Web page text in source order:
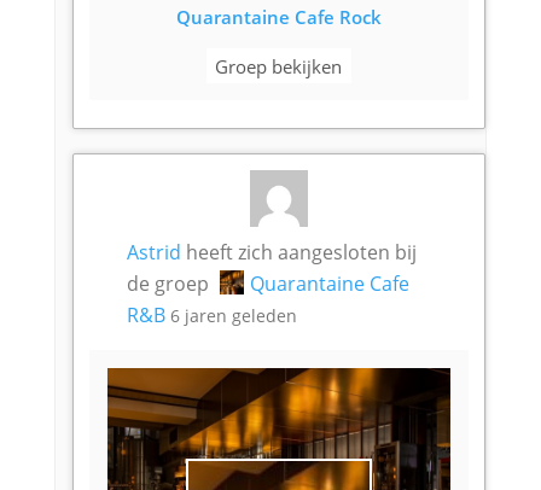
Quarantaine Cafe Rock
Groep bekijken
Astrid heeft zich aangesloten bij
de groep
Quarantaine Cafe
R&B 6 jaren geleden